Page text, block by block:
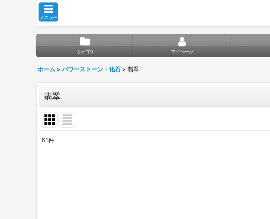
メニュー
カテゴリ マイページ
ホーム > パワーストーン・化石 > 翡翠
翡翠
61件